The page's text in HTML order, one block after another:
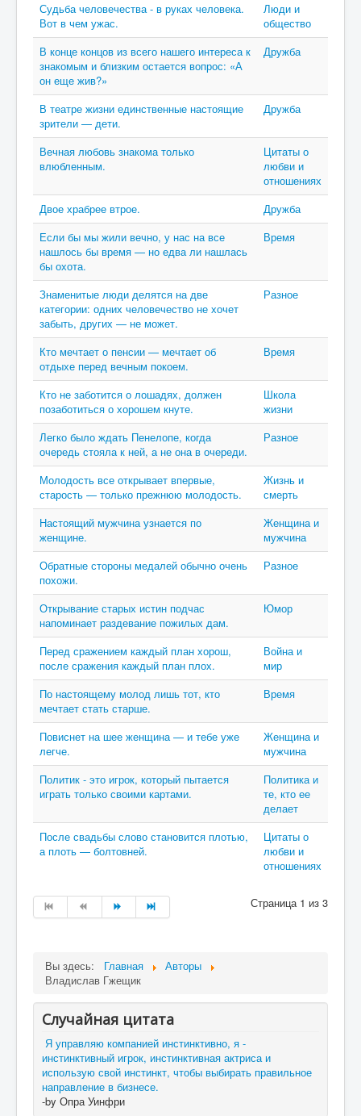
Судьба человечества - в руках человека.
Вот в чем ужас.
Люди и
общество
В конце концов из всего нашего интереса к
знакомым и близким остается вопрос: «А
он еще жив?»
Дружба
В театре жизни единственные настоящие
зрители — дети.
Дружба
Вечная любовь знакома только
влюбленным.
Цитаты о
любви и
отношениях
Двое храбрее втрое.
Дружба
Если бы мы жили вечно, у нас на все
нашлось бы время — но едва ли нашлась
бы охота.
Время
Знаменитые люди делятся на две
категории: одних человечество не хочет
забыть, других — не может.
Разное
Кто мечтает о пенсии — мечтает об
отдыхе перед вечным покоем.
Время
Кто не заботится о лошадях, должен
позаботиться о хорошем кнуте.
Школа
жизни
Легко было ждать Пенелопе, когда
очередь стояла к ней, а не она в очереди.
Разное
Молодость все открывает впервые,
старость — только прежнюю молодость.
Жизнь и
смерть
Настоящий мужчина узнается по
женщине.
Женщина и
мужчина
Обратные стороны медалей обычно очень
похожи.
Разное
Открывание старых истин подчас
напоминает раздевание пожилых дам.
Юмор
Перед сражением каждый план хорош,
после сражения каждый план плох.
Война и
мир
По настоящему молод лишь тот, кто
мечтает стать старше.
Время
Повиснет на шее женщина — и тебе уже
легче.
Женщина и
мужчина
Политик - это игрок, который пытается
играть только своими картами.
Политика и
те, кто ее
делает
После свадьбы слово становится плотью,
а плоть — болтовней.
Цитаты о
любви и
отношениях
Страница 1 из 3
Вы здесь: Главная
Авторы
Владислав Гжещик
Случайная цитата
Я управляю компанией инстинктивно, я -
инстинктивный игрок, инстинктивная актриса и
использую свой инстинкт, чтобы выбирать правильное
направление в бизнесе.
-by Опра Уинфри